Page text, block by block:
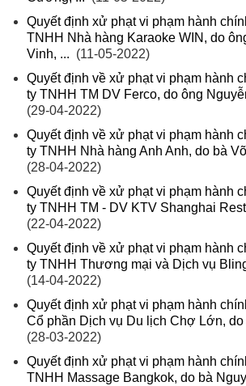
Quyết định xử phạt vi phạm hành
TNHH Nhà hàng Karaoke WIN, do
Vinh, ... (11-05-2022)
Quyết định về xử phạt vi phạm hành
ty TNHH TM DV Ferco, do ông
(29-04-2022)
Quyết định về xử phạt vi phạm hành
ty TNHH Nhà hàng Anh Anh, do bà
(28-04-2022)
Quyết định về xử phạt vi phạm hành
ty TNHH TM - DV KTV Shanghai
(22-04-2022)
Quyết định về xử phạt vi phạm hành
ty TNHH Thương mại và Dịch vụ
(14-04-2022)
Quyết định xử phạt vi phạm hành
Cổ phần Dịch vụ Du lịch Chợ Lớn, do
(28-03-2022)
Quyết định xử phạt vi phạm hành
TNHH Massage Bangkok, do bà